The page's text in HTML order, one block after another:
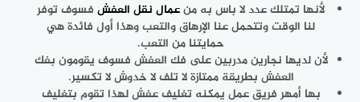
لأنها تمتلك عدد لا باس به منعمال نقل العفش فسوف توفر
لنا الوقت وتتحمل عنا الإرهاق والتعب وهذا أول فائدة هي
حمايتنا من التعب.
لأن لديها نجارين مدربين على فك العفش فسوف يقومون بفك
العفش بطريقة ممتازة لا تلف لا خدوش لا تكسير.
بها أمهر فريق عمل يمكنه تغليف عفش لهذا تقوم بتغليف